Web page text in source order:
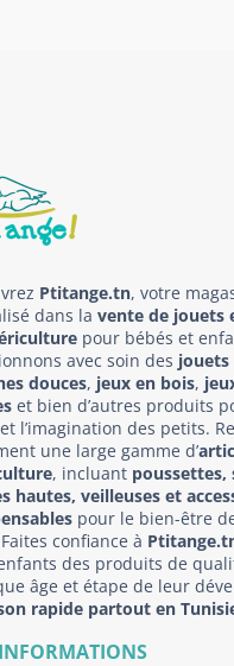
Ptitange.tn, votre
dans la vente de jouets
pour bébés et
avec soin des jouets
douces, jeux en bois,
et bien d’autres produits
et l’imagination des petits.
une large gamme d’
, incluant poussettes,
hautes, veilleuses et
pour le bien-être
confiance à
des produits de
âge et étape de leur
rapide partout en